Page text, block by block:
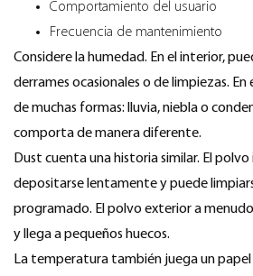
Comportamiento del usuario
Frecuencia de mantenimiento
Considere la humedad. En el interior,
derrames ocasionales o de limpiezas.
de muchas formas: lluvia, niebla o
comporta de manera diferente.
Dust cuenta una historia similar. El
depositarse lentamente y puede
programado. El polvo exterior a
y llega a pequeños huecos.
La temperatura también juega un papel